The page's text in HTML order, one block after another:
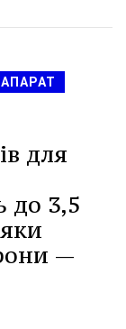
для
до 3,5
—